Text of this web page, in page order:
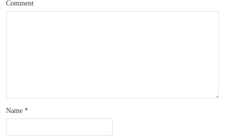
Comment
Name *